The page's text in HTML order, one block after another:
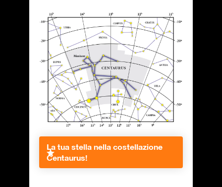
La tua stella nella costellazione
Centaurus!